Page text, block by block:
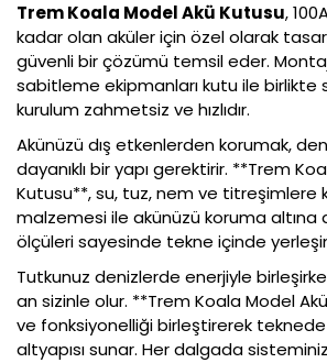
Trem Koala Model Akü Kutusu,
kadar olan aküler için özel olarak
güvenli bir çözümü temsil eder. Montaj
sabitleme ekipmanları kutu ile birlikte
kurulum zahmetsiz ve hızlıdır.
Akünüzü dış etkenlerden korumak,
dayanıklı bir yapı gerektirir. **Trem
Kutusu**, su, tuz, nem ve titreşimlere
malzemesi ile akünüzü koruma altına
ölçüleri sayesinde tekne içinde
Tutkunuz denizlerde enerjiyle
an sizinle olur. **Trem Koala Model
ve fonksiyonelliği birleştirerek
altyapısı sunar. Her dalgada sisteminiz